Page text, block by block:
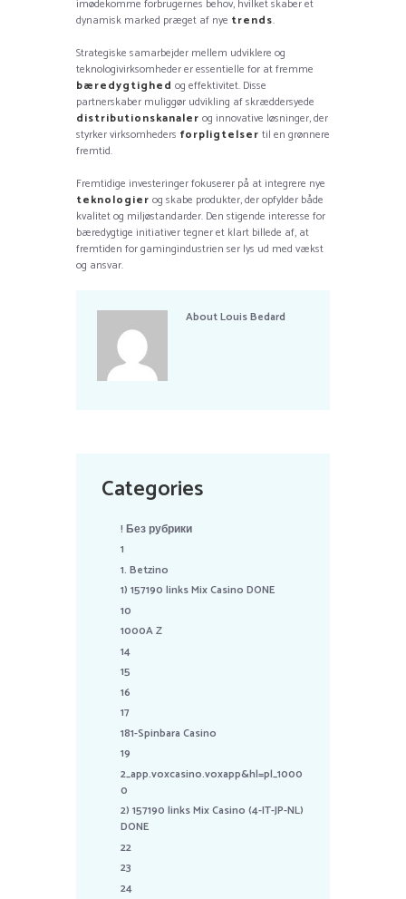
imødekomme forbrugernes behov, hvilket skaber et
dynamisk marked præget af nye trends.
Strategiske samarbejder mellem udviklere og
teknologivirksomheder er essentielle for at fremme
bæredygtighed og effektivitet. Disse
partnerskaber muliggør udvikling af skræddersyede
distributionskanaler og innovative løsninger, der
styrker virksomheders forpligtelser til en grønnere
fremtid.
Fremtidige investeringer fokuserer på at integrere nye
teknologier og skabe produkter, der opfylder både
kvalitet og miljøstandarder. Den stigende interesse for
bæredygtige initiativer tegner et klart billede af, at
fremtiden for gamingindustrien ser lys ud med vækst
og ansvar.
AboutLouis Bedard
Categories
! Без рубрики
1
1. Betzino
1) 157190 links Mix Casino DONE
10
1000A Z
14
15
16
17
181-Spinbara Casino
19
2_app.voxcasino.voxapp&hl=pl_1000
0
2) 157190 links Mix Casino (4-IT-JP-NL)
DONE
22
23
24